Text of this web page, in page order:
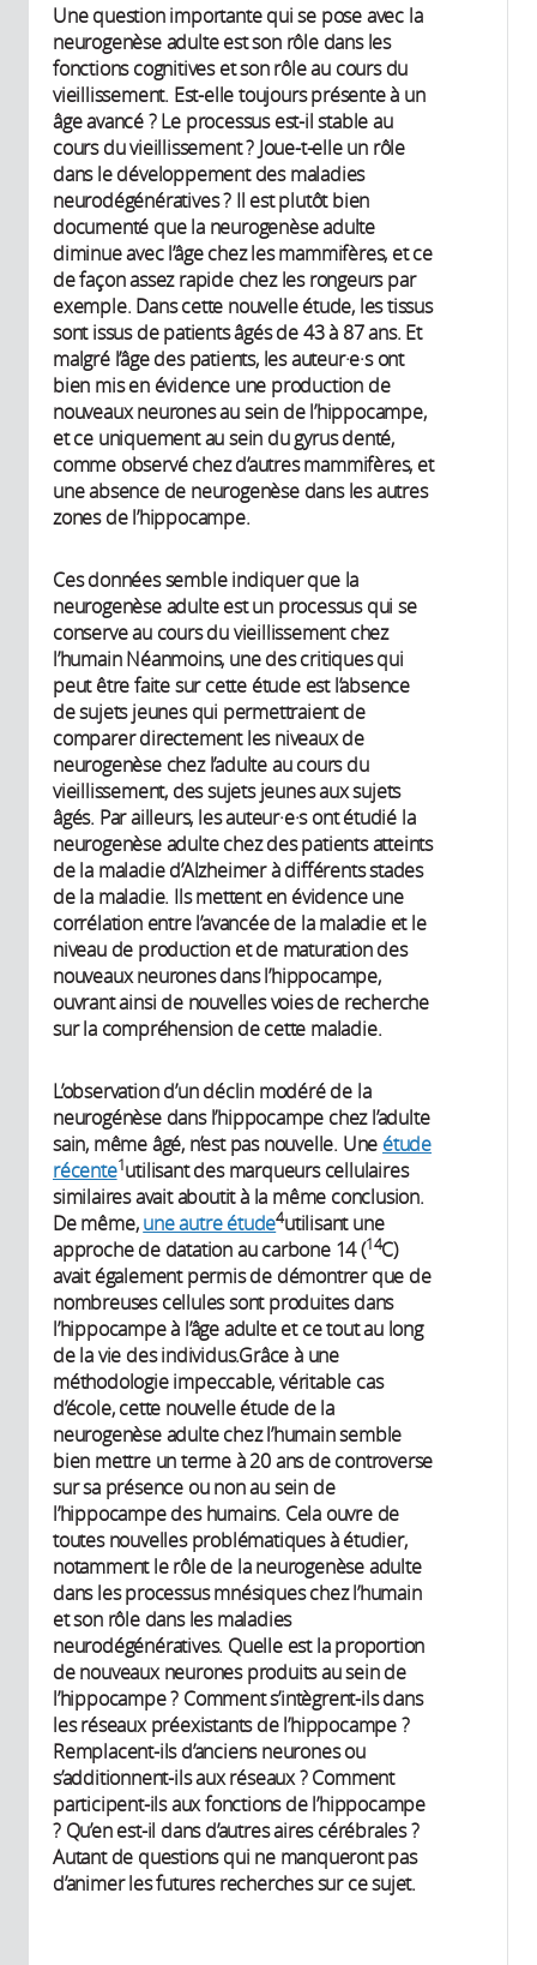
Une question importante qui se pose avec la
neurogenèse adulte est son rôle dans les
fonctions cognitives et son rôle au cours du
vieillissement. Est-elle toujours présente à un
âge avancé ? Le processus est-il stable au
cours du vieillissement ? Joue-t-elle un rôle
dans le développement des maladies
neurodégénératives ? Il est plutôt bien
documenté que la neurogenèse adulte
diminue avec l’âge chez les mammifères, et ce
de façon assez rapide chez les rongeurs par
exemple. Dans cette nouvelle étude, les tissus
sont issus de patients âgés de 43 à 87 ans. Et
malgré l’âge des patients, les auteur·e·s ont
bien mis en évidence une production de
nouveaux neurones au sein de l’hippocampe,
et ce uniquement au sein du gyrus denté,
comme observé chez d’autres mammifères, et
une absence de neurogenèse dans les autres
zones de l’hippocampe.
Ces données semble indiquer que la
neurogenèse adulte est un processus qui se
conserve au cours du vieillissement chez
l’humain Néanmoins, une des critiques qui
peut être faite sur cette étude est l’absence
de sujets jeunes qui permettraient de
comparer directement les niveaux de
neurogenèse chez l’adulte au cours du
vieillissement, des sujets jeunes aux sujets
âgés. Par ailleurs, les auteur·e·s ont étudié la
neurogenèse adulte chez des patients atteints
de la maladie d’Alzheimer à différents stades
de la maladie. Ils mettent en évidence une
corrélation entre l’avancée de la maladie et le
niveau de production et de maturation des
nouveaux neurones dans l’hippocampe,
ouvrant ainsi de nouvelles voies de recherche
sur la compréhension de cette maladie.
L’observation d’un déclin modéré de la
neurogénèse dans l’hippocampe chez l’adulte
sain, même âgé, n’est pas nouvelle. Une étude
récente1utilisant des marqueurs cellulaires
similaires avait aboutit à la même conclusion.
De même,une autre étude4utilisant une
approche de datation au carbone 14 (14C)
avait également permis de démontrer que de
nombreuses cellules sont produites dans
l’hippocampe à l’âge adulte et ce tout au long
de la vie des individus.Grâce à une
méthodologie impeccable, véritable cas
d’école, cette nouvelle étude de la
neurogenèse adulte chez l’humain semble
bien mettre un terme à 20 ans de controverse
sur sa présence ou non au sein de
l’hippocampe des humains. Cela ouvre de
toutes nouvelles problématiques à étudier,
notamment le rôle de la neurogenèse adulte
dans les processus mnésiques chez l’humain
et son rôle dans les maladies
neurodégénératives. Quelle est la proportion
de nouveaux neurones produits au sein de
l’hippocampe ? Comment s’intègrent-ils dans
les réseaux préexistants de l’hippocampe ?
Remplacent-ils d’anciens neurones ou
s’additionnent-ils aux réseaux ? Comment
participent-ils aux fonctions de l’hippocampe
? Qu’en est-il dans d’autres aires cérébrales ?
Autant de questions qui ne manqueront pas
d’animer les futures recherches sur ce sujet.